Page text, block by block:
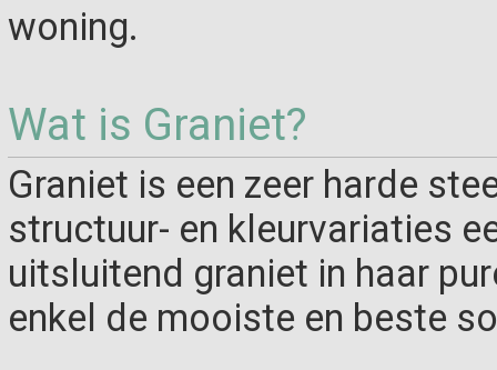
woning.
Wat is Graniet?
Graniet is een zeer harde
structuur- en kleurvariaties
uitsluitend graniet in haar
enkel de mooiste en beste